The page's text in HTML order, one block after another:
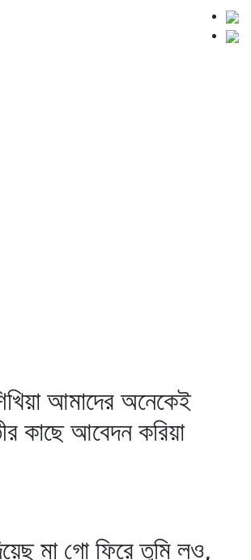
আমাদের অনেকেই
কাছে আবেদন করিয়া
মা গো ফিরে তুমি লও,